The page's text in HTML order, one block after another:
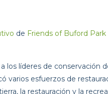
de Friends of Buford
los líderes de
varios esfuerzos de
la restauración y la